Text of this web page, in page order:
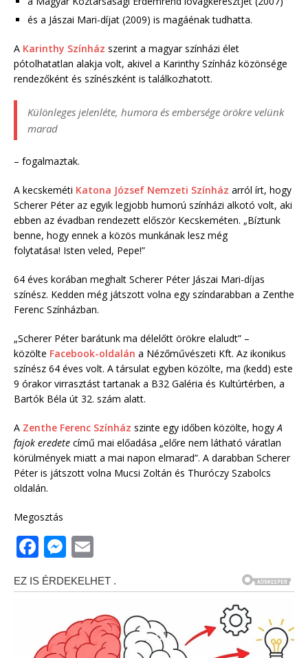
és a Jászai Mari-díjat (2009) is magáénak tudhatta.
A Karinthy Színház szerint a magyar színházi élet
pótolhatatlan alakja volt, akivel a Karinthy Színház közönsége
rendezőként és színészként is találkozhatott.
Különleges jelenléte, humora és embersége örökre velünk
marad
– fogalmaztak.
A kecskeméti Katona József Nemzeti Színház arról írt, hogy
Scherer Péter az egyik legjobb humorú színházi alkotó volt, aki
ebben az évadban rendezett először Kecskeméten. „Bíztunk
benne, hogy ennek a közös munkának lesz még
folytatása! Isten veled, Pepe!”
64 éves korában meghalt Scherer Péter Jászai Mari-díjas
színész. Kedden még játszott volna egy színdarabban a Zenthe
Ferenc Színházban.
„Scherer Péter barátunk ma délelőtt örökre elaludt” –
közölte Facebook-oldalán a Nézőművészeti Kft. Az ikonikus
színész 64 éves volt. A társulat egyben közölte, ma (kedd) este
9 órakor virrasztást tartanak a B32 Galéria és Kultúrtérben, a
Bartók Béla út 32. szám alatt.
A Zenthe Ferenc Színház szinte egy időben közölte, hogyA
fajok eredete című mai előadása „előre nem látható váratlan
körülmények miatt a mai napon elmarad”. A darabban Scherer
Péter is játszott volna Mucsi Zoltán és Thuróczy Szabolcs
oldalán.
Megosztás
F
a
c
b
M
ss
e
n
ai
l